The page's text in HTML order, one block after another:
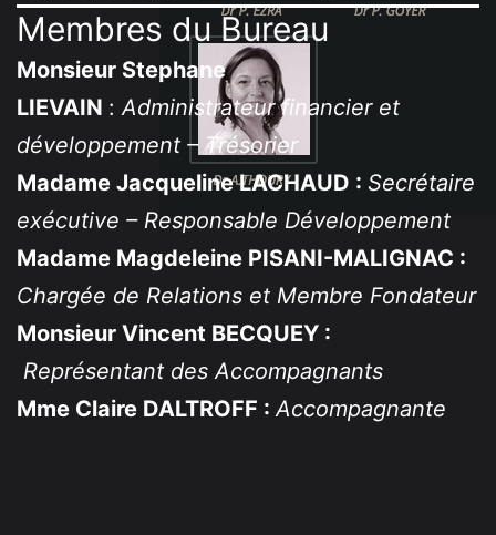
Membres du Bureau
Monsieur Stephane
LIEVAIN : Administrateur financier et
développement – Trésorier
Madame Jacqueline LACHAUD : Secrétaire
exécutive – Responsable Développement
Madame Magdeleine PISANI-MALIGNAC :
Chargée de Relations et Membre Fondateur
Monsieur Vincent BECQUEY :
Représentant des Accompagnants
Mme Claire DALTROFF : Accompagnante